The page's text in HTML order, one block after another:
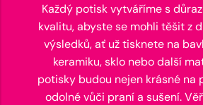
Každý potisk vytváříme s
kvalitu, abyste se mohli těšit z
výsledků, ať už tisknete na
keramiku, sklo nebo další
potisky budou nejen krásné na
odolné vůči praní a sušení.